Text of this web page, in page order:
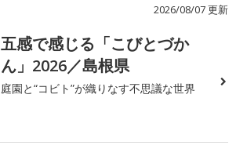
2026/08/07 更新
五感で感じる「こびとづか
ん」2026／島根県
庭園と“コビト”が織りなす不思議な世界